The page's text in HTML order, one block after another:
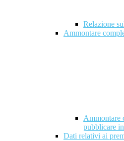
Relazione
Ammontare
Ammontare
pubblicare
Dati relativi ai